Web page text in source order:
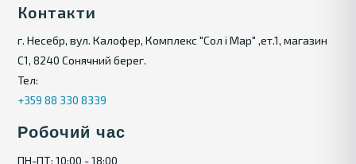
Контакти
г. Несебр, вул. Калофер, Комплекс "Сол і Мар" ,ет.1, магазин
С1, 8240 Сонячний берег.
Тел:
+359 88 330 8339
Робочий час
ПН-ПТ: 10:00 - 18:00